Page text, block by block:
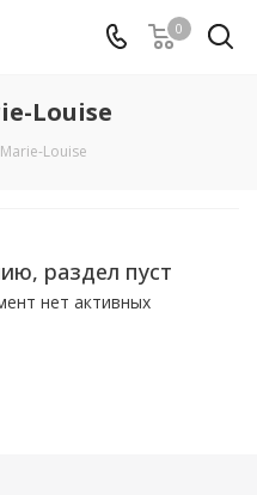
0
Louise
Louise
раздел пуст
нет активных